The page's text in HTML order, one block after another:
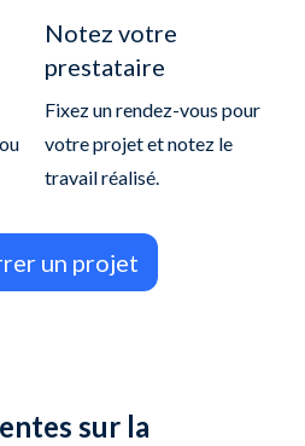
Notez votre
prestataire
Fixez un rendez-vous pour
votre projet et notez le
travail réalisé.
un projet
sur la